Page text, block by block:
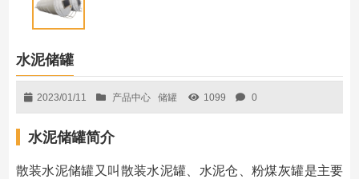
水泥储罐
2023/01/11 产品中心 储罐 1099 0
水泥储罐简介
散装水泥储罐又叫散装水泥罐、水泥仓、粉煤灰罐是主要